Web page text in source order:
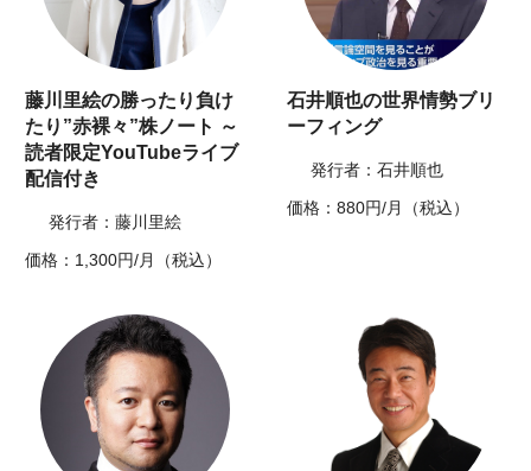
藤川里絵の勝ったり負け
たり”赤裸々”株ノート ～
読者限定YouTubeライブ
配信付き
発行者：藤川里絵
価格：1,300円/月（税込）
石井順也の世界情勢ブリ
ーフィング
発行者：石井順也
価格：880円/月（税込）